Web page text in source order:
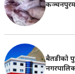
बैतडीको